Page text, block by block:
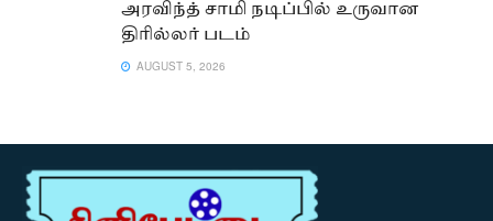
அரவிந்த் சாமி நடிப்பில் உருவான
திரில்லர் படம்
AUGUST 5, 2026